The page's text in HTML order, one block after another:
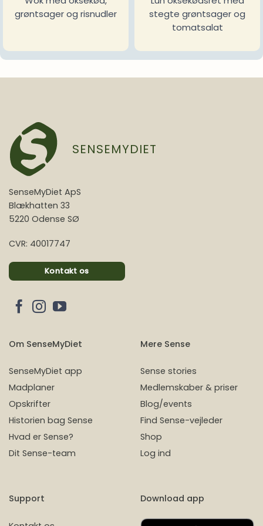
grøntsager og risnudler
stegte grøntsager og
tomatsalat
SENSEMYDIET
SenseMyDiet ApS
Blækhatten 33
5220 Odense SØ
CVR: 40017747
Kontakt os
Om SenseMyDiet
SenseMyDiet app
Madplaner
Opskrifter
Historien bag Sense
Hvad er Sense?
Dit Sense-team
Mere Sense
Sense stories
Medlemskaber & priser
Blog/events
Find Sense-vejleder
Shop
Log ind
Support Download app